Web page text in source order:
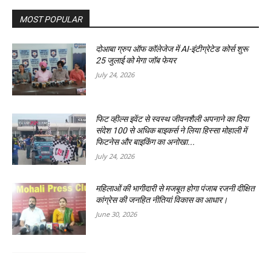
MOST POPULAR
दोआबा ग्रुप ऑफ कॉलेजेज में AI-इंटीग्रेटेड कोर्स शुरू
25 जुलाई को मेगा जॉब फेयर
July 24, 2026
फिट व्हील्स इवेंट से स्वस्थ जीवनशैली अपनाने का दिया
संदेश 100 से अधिक बाइकर्स ने लिया हिस्सा मोहाली में
फिटनेस और बाइकिंग का अनोखा...
July 24, 2026
महिलाओं की भागीदारी से मजबूत होगा पंजाब रजनी दीक्षित
कांग्रेस की जनहित नीतियां विकास का आधार।
June 30, 2026